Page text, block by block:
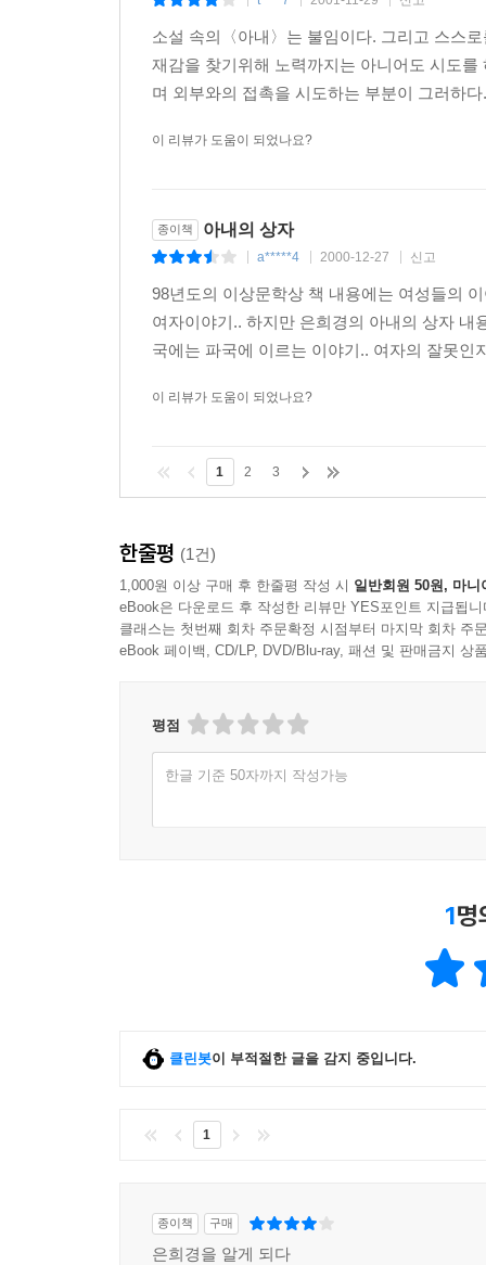
소설 속의〈아내〉는 불임이다. 그리고 스스
재감을 찾기위해 노력까지는 아니어도 시도
며 외부와의 접촉을 시도하는 부분이 그러하
이 리뷰가 도움이 되었나요?
종이책 아내의 상자
a*****4 2000-12-27 신고
98년도의 이상문학상 책 내용에는 여성들의
여자이야기.. 하지만 은희경의 아내의 상자
국에는 파국에 이르는 이야기.. 여자의 잘못
이 리뷰가 도움이 되었나요?
1 2 3
한줄평 (1건)
1,000원 이상 구매 후 한줄평 작성 시 일반회원 50원, 마니
eBook은 다운로드 후 작성한 리뷰만 YES포인트 지급됩니
클래스는 첫번째 회차 주문확정 시점부터 마지막 회차 주
eBook 페이백, CD/LP, DVD/Blu-ray, 패션 및 판매금지 상
평점
한글 기준 50자까지 작성가능
1명
클린봇이 부적절한 글을 감지 중입니다.
1
종이책 구매
은희경을 알게 되다